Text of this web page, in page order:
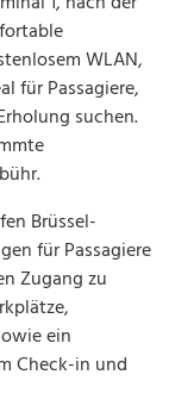
WLAN,
für Passagiere,
suchen.
Brüssel-
für Passagiere
Zugang zu
ein
Check-in und